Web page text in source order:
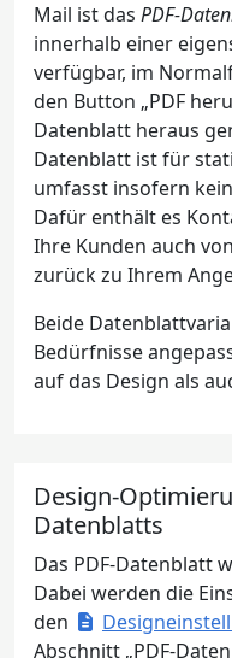
Mail ist das PDF-
innerhalb einer
verfügbar, im
den Button „PDF
Datenblatt heraus
Datenblatt ist für
umfasst insofern
Dafür enthält es
Ihre Kunden auch
zurück zu Ihrem
Beide
Bedürfnisse
auf das Design als
Design-
Datenblatts
Das PDF-Datenblatt
Dabei werden die
den
Abschnitt „PDF-